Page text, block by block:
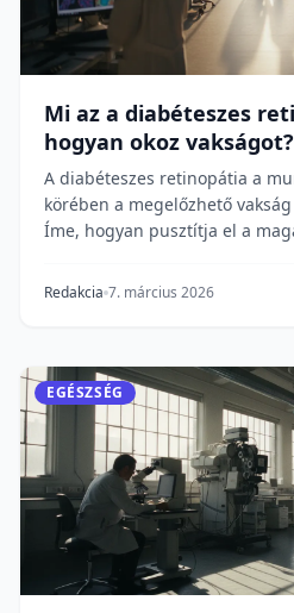
Mi az a diabéteszes
hogyan okoz vakságot?
A diabéteszes retinopátia a
körében a megelőzhető
Íme, hogyan pusztítja el a
Redakcia 7. március 2026
EGÉSZSÉG